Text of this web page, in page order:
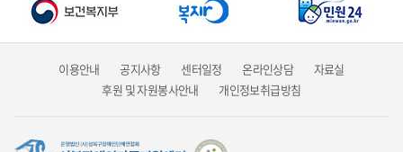
이용안내 공지사항 센터일정 온라인상담
자료실
후원 및 자원봉사안내
개인정보취급방침